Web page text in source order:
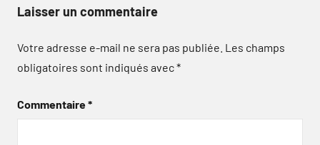
Laisser un commentaire
Votre adresse e-mail ne sera pas publiée. Les champs
obligatoires sont indiqués avec*
Commentaire*